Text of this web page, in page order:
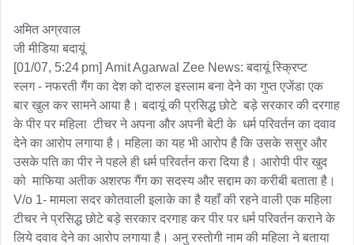
अमित अग्रवाल
जी मीडिया बदायूं
[01/07, 5:24 pm] Amit Agarwal Zee News: बदायूं स्क्रिप्ट
स्लग - नफरती गैंग का देश को दारुल इस्लाम बना देने का गुप्त एजेंडा एक
बार खुल कर सामने आया है। बदायूं की प्रसिद्ध छोटे  बड़े सरकार की दरगाह
के पीर पर महिला  टीचर ने अपना और अपनी बेटी के  धर्म परिवर्तन का दवाव
देने का आरोप लगाया है। महिला का यह भी आरोप है कि उसके ससुर और
उसके पति का पीर ने पहले ही धर्म परिवर्तन करा दिया है। आरोपी पीर खुद
को  माफिया अतीक अशरफ गैंग का सदस्य और सद्दाम का करीबी बताता है।
V/o 1- मामला सदर कोतवाली इलाके का है यहाँ की रहने वाली एक महिला
टीचर ने प्रसिद्ध छोटे बड़े सरकार दरगाह कर पीर पर धर्म परिवर्तन कराने के
लिये दवाव देने का आरोप लगाया है। अनु रस्तोगी नाम की महिला ने बताया